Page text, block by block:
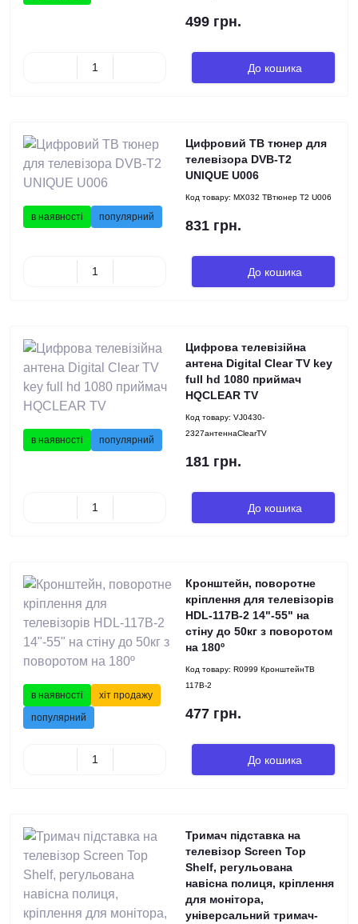
499 грн.
До кошика
в наявності популярний
Цифровий ТВ тюнер для
телевізора DVB-T2
UNIQUE U006
Код товару: MX032 ТВтюнер Т2 U006
831 грн.
До кошика
в наявності популярний
Цифрова телевізійна
антена Digital Clear TV key
full hd 1080 приймач
HQCLEAR TV
Код товару: VJ0430-
2327антеннаClearTV
181 грн.
До кошика
в наявності
хіт продажу
популярний
Кронштейн, поворотне
кріплення для телевізорів
HDL-117B-2 14"-55" на
стіну до 50кг з поворотом
на 180º
Код товару: R0999 КронштейнТВ
117В-2
477 грн.
До кошика
Тримач підставка на
телевізор Screen Top
Shelf, регульована
навісна полиця, кріплення
для монітора,
універсальний тримач-